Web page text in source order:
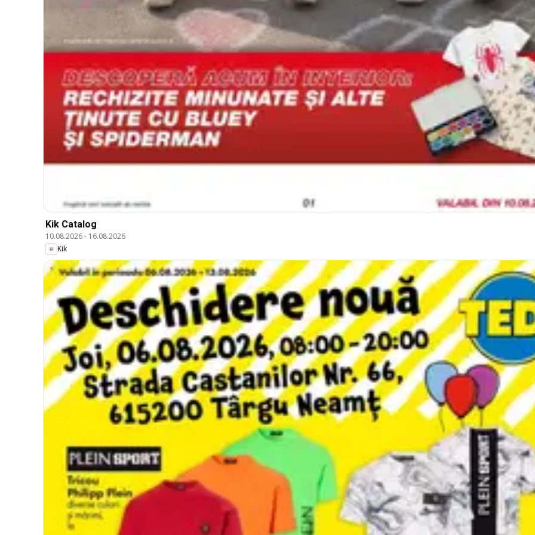
Kik Catalog
10.08.2026- 16.08.2026
Kik